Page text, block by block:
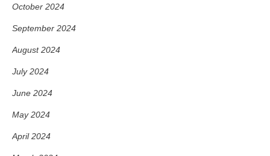
October 2024
September 2024
August 2024
July 2024
June 2024
May 2024
April 2024